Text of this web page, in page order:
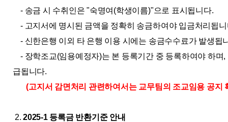
- 송금 시 수취인은 "숙명여(학생이름)"으로 표시됩니다.
- 고지서에 명시된 금액을 정확히 송금하여야 입금처리됩니
- 신한은행 이외 타 은행 이용 시에는 송금수수료가 발생됩
- 장학조교(임용예정자)는 본 등록기간 중 등록하여야 하며,
급됩니다.
(고지서 감면처리 관련하여서는 교무팀의 조교임용 공지
2.2025-1 등록금 반환기준 안내